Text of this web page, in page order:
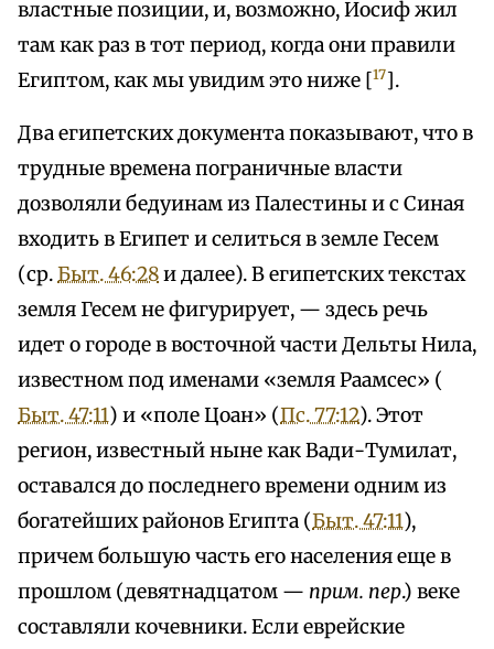
властные позиции, и, возможно, Иосиф жил
там как раз в тот период, когда они правили
Египтом, как мы увидим это ниже [17].
Два египетских документа показывают, что в
трудные времена пограничные власти
дозволяли бедуинам из Палестины и с Синая
входить в Египет и селиться в земле Гесем
(ср.Быт. 46:28и далее). В египетских текстах
земля Гесем не фигурирует, — здесь речь
идет о городе в восточной части Дельты Нила,
известном под именами «земля Раамсес» (
Быт. 47:11) и «поле Цоан» (Пс. 77:12). Этот
регион, известный ныне как Вади-Тумилат,
оставался до последнего времени одним из
богатейших районов Египта (Быт. 47:11),
причем большую часть его населения еще в
прошлом (девятнадцатом — прим. пер.) веке
составляли кочевники. Если еврейские